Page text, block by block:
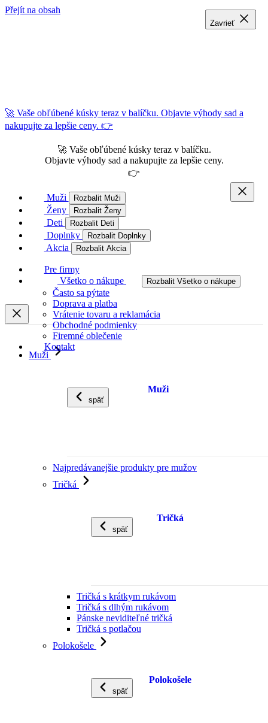
Přejít na obsah
🚀 Vaše obľúbené kúsky teraz v balíčku. Objavte výhody sad a
nakupujte za lepšie ceny. 👉
🚀 Vaše obľúbené kúsky teraz v balíčku.
Objavte výhody sad a nakupujte za lepšie ceny.
👉
Muži Rozbalit Muži
Ženy Rozbalit Ženy
Deti Rozbalit Deti
Doplnky Rozbalit Doplnky
Akcia Rozbalit Akcia
Pre firmy
Všetko o nákupe
Rozbalit Všetko o nákupe
Často sa pýtate
Doprava a platba
Vrátenie tovaru a reklamácia
Obchodné podmienky
Firemné oblečenie
Kontakt
Muži
späť
Muži
Najpredávanejšie produkty pre mužov
Tričká
späť
Tričká
Tričká s krátkym rukávom
Tričká s dlhým rukávom
Pánske neviditeľné tričká
Tričká s potlačou
Polokošele
späť
Polokošele
Zavrieť
Zavrieť
Zavrieť